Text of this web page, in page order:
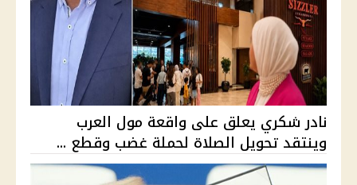
نادر شكري يعلق على واقعة مول العرب
وينتقد تحويل الصلاة لحملة غضب وقطع ...